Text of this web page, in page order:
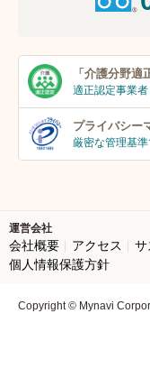
「介護分野適
適正認定事業者
プライバシー
厳密な管理基
運営会社
会社概要 アクセス サ
個人情報保護方針
Copyright © Mynavi